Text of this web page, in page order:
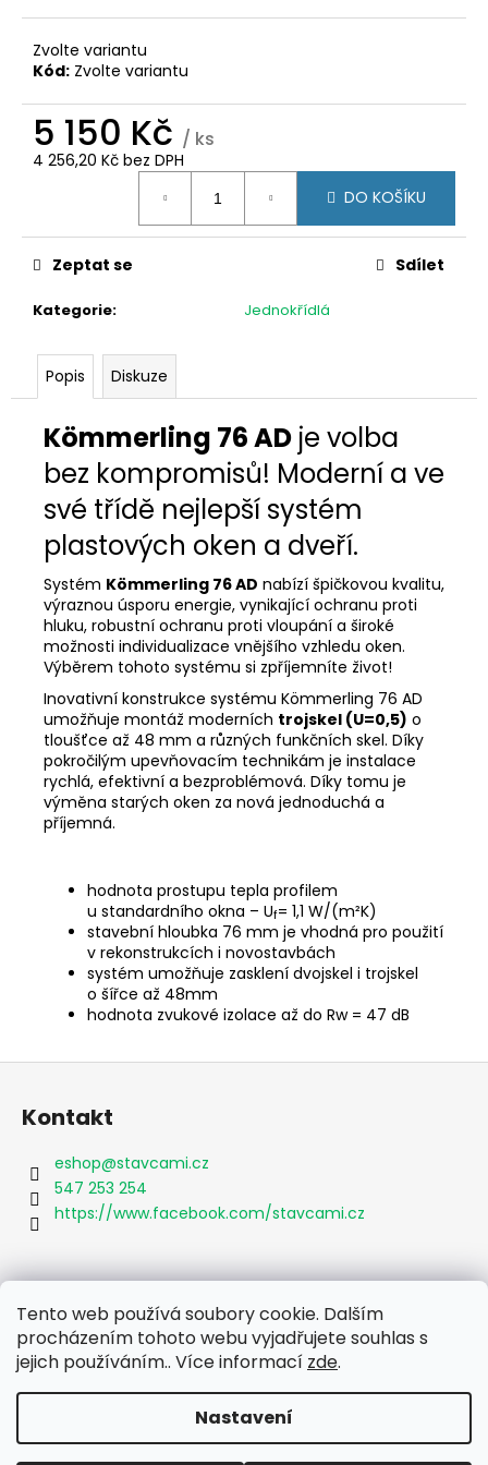
Tento web používá soubory cookie. Dalším
procházením tohoto webu vyjadřujete souhlas s
jejich používáním.. Více informací zde.
Nastavení
Zvolte variantu
Kód: Zvolte variantu
5 150 Kč / ks
4 256,20 Kč bez DPH
DO KOŠÍKU
Kategorie: Jednokřídlá
Zeptat se Sdílet
Popis Diskuze
Kömmerling 76 AD je volba
bez kompromisů! Moderní a ve
své třídě nejlepší systém
plastových oken a dveří.
Systém Kömmerling 76 AD nabízí špičkovou kvalitu,
výraznou úsporu energie, vynikající ochranu proti
hluku, robustní ochranu proti vloupání a široké
možnosti individualizace vnějšího vzhledu oken.
Výběrem tohoto systému si zpříjemníte život!
Inovativní konstrukce systému Kömmerling 76 AD
umožňuje montáž moderních trojskel (U=0,5) o
tloušťce až 48 mm a různých funkčních skel. Díky
pokročilým upevňovacím technikám je instalace
rychlá, efektivní a bezproblémová. Díky tomu je
výměna starých oken za nová jednoduchá a
příjemná.
hodnota prostupu tepla profilem
u standardního okna – Uf= 1,1 W/(m²K)
stavební hloubka 76 mm je vhodná pro použití
v rekonstrukcích i novostavbách
systém umožňuje zasklení dvojskel i trojskel
o šířce až 48mm
hodnota zvukové izolace až do Rw = 47 dB
u
e
m
(1000X1000MM)
BÍLÁ/BÍLÁ
TROJSKLO
KÖMMERLING
76
100
Kč
Z
Kontakt
eshop@stavcami.cz
547 253 254
https://www.facebook.com/stavcami.cz
Informace pro vás
Obchodní podmínky